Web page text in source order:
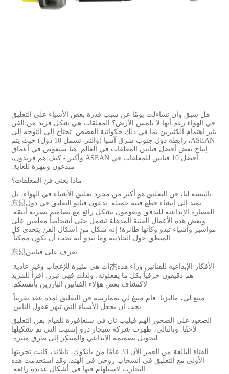
هل سبق وأن تساءلت يومًا عن سبب قدرة بعض الأشياء على التعليق
في الهواء رغم أنها لا تلمس الأرض؟ المعلقات هي شكل فريد من الفن
يثير اهتمام الكثيرين بما في ذلك حكواتية القصص. تحتاج إلى التوجه إلى
ASEAN، رابطة دول جنوب شرق آسيا (والتي تشمل 10 دول) حيث يتم
إنتاج بعض أفضل فنانين المعلقات في العالم. هنا سنغوص في أعماق
أفضل 10 فنانين للمعلقات في ASEAN وأكثر - كيف هم فريدون،
مبدعون ومهرة للغاية.
ماذا يعني فن المعلقات؟
بالنسبة لنا، فن التعليق هو أكثر من مجرد تعليق الأشياء في الهواء، بل
يمتد إلى إنشاء قطع فنية جميلة. يدعون فنانو التعليق في دول东盟
العصارة الإبداعية للتدفق ويعومون بشكل رائع مع تصاميم بصرية أنيقة.
وبعض هذه الأعمال الفنية المذهلة تشمل حتى أشخاصاً معلقين على
مواسير وأشياء تبدو وكأنها طائرة! إنه شكل من أشكال الفن يتحدى كل
المنطق حول الجاذبية وما يبدو أنه يجب أن يكون ممكناً.
تعرف على فنانين东盟
الأفكار الإبداعية للفنانين وراء هذه杰ات هي مثيرة للإعجاب وغير عادية.
هم دقيقون حرفياً بكل ما يفعلونه، ولذلك فهي تبرز. اقرأ للمزيد
لاكتشاف بعض هؤلاء الفنانين البارزين بأنفسكم.
مينغ لي، ماليزيا. قام مينغ لي بممارسة فن التعليق لمدة عقد تقريباً.
يحب أن يجعل الأشياء التي تبهر عقول الناس.
الصعود على الصخور ألهم فيليب تان في سنغافورة للقيام بفن التعليق
لاحقًا. وبالتالي، ظهرت شركة سيجار درو إستيت التي تم تشكيلها
لتحويل تصميمه الإبداعي والمبتكِر إلى طرق مثيرة.
الفتاة البالغة من العمر الآن 33 عامًا من بانكوك، تايلاند، كانت تجربتها
الأولى مع التعليق في انسحاب روحي في الهند. وقد استخدمت هذه
التجارب لاستلهام فنها في أشكال عديدة رائعة.